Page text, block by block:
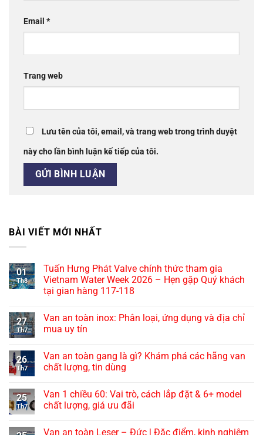
Email *
Trang web
Lưu tên của tôi, email, và trang web trong trình duyệt
này cho lần bình luận kế tiếp của tôi.
BÀI VIẾT MỚI NHẤT
01
Th8
Tuấn Hưng Phát Valve chính thức tham gia
Vietnam Water Week 2026 – Hẹn gặp Quý khách
tại gian hàng 117-118
27
Th7
Van an toàn inox: Phân loại, ứng dụng và địa chỉ
mua uy tín
26
Th7
Van an toàn gang là gì? Khám phá các hãng van
chất lượng, tin dùng
25
Th7
Van 1 chiều 60: Vai trò, cách lắp đặt & 6+ model
chất lượng, giá ưu đãi
Van an toàn Leser – Đức | Đặc điểm, kinh nghiệm